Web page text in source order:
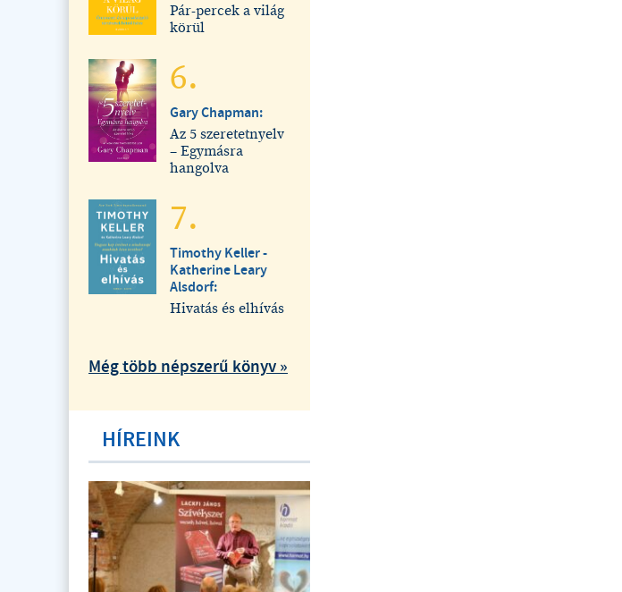
Pár-percek a világ
körül
6.
Gary Chapman:
Az 5 szeretetnyelv
– Egymásra
hangolva
7.
Timothy Keller -
Katherine Leary
Alsdorf:
Hivatás és elhívás
Még több népszerű könyv »
HÍREINK